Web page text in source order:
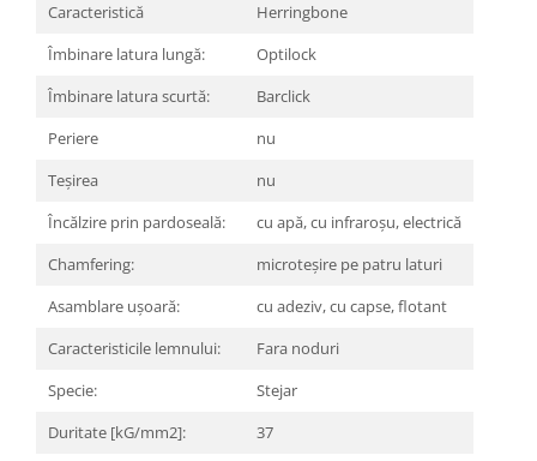
CALACATTA SPLENDIDO
CARRARA GIOIA
CEPPO DI GRE
CITY PLASTER
DUBAI GOLD
ECLIPSE
EMPERADOR
GENESIS
HERITAGE
INVISIBLE GREY
LOFT
STONCRETE
THE ROCK
TUBE
VIBES
ENERGIE KER
AGATHOS
AMANI
ANTICHI AMORI
Caracteristică
Herringbone
Îmbinare latura lungă:
Optilock
Îmbinare latura scurtă:
Barclick
Periere
nu
Teşirea
nu
Încălzire prin pardoseală:
cu apă, cu infraroșu, electrică
Chamfering:
microteșire pe patru laturi
Asamblare ușoară:
cu adeziv, cu capse, flotant
Caracteristicile lemnului:
Fara noduri
Specie:
Stejar
Duritate [kG/mm2]:
37